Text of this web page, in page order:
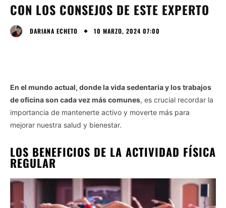
CON LOS CONSEJOS DE ESTE EXPERTO
DARIANA ECHETO 10 MARZO, 2024 07:00
En el mundo actual, donde la vida sedentaria y los trabajos
de oficina son cada vez más comunes, es crucial recordar la
importancia de mantenerte activo y moverte más para
mejorar nuestra salud y bienestar.
LOS BENEFICIOS DE LA ACTIVIDAD FÍSICA
REGULAR